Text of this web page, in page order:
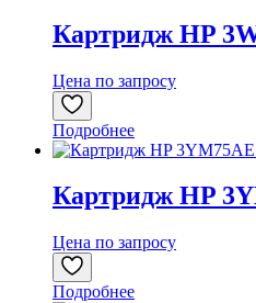
Картридж HP
Цена по запросу
Подробнее
Картридж HP
Цена по запросу
Подробнее